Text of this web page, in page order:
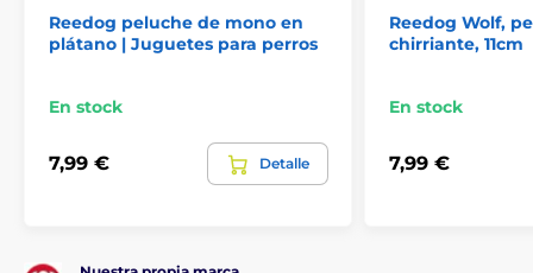
Reedog peluche de mono en
plátano | Juguetes para perros
En stock
7,99 € Detalle
Reedog Wolf,
chirriante, 11cm
En stock
7,99 €